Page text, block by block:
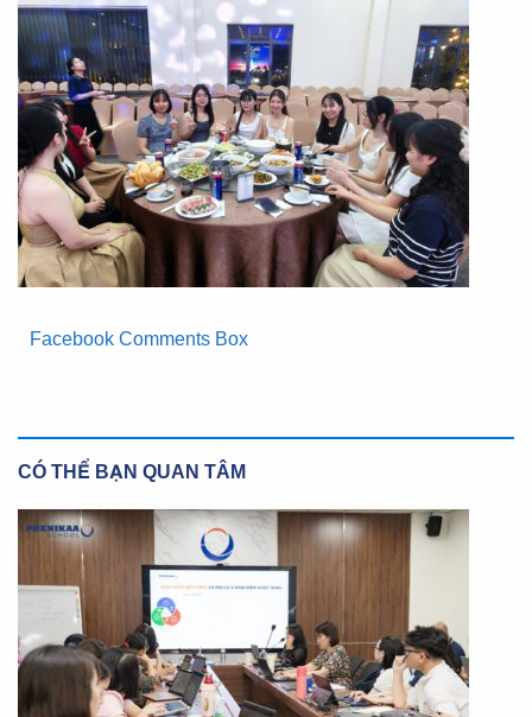
Facebook Comments Box
CÓ THỂ BẠN QUAN TÂM